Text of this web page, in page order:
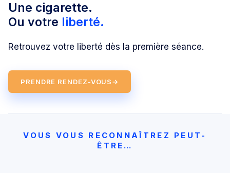
Une cigarette.
Ou votre liberté.
Retrouvez votre liberté dès la première séance.
PRENDRE RENDEZ-VOUS→
VOUS VOUS RECONNAÎTREZ PEUT-
ÊTRE…